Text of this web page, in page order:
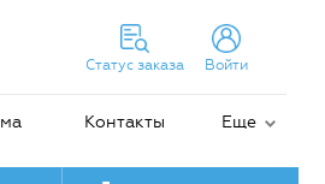
Статус заказа Войти
Контакты Еще